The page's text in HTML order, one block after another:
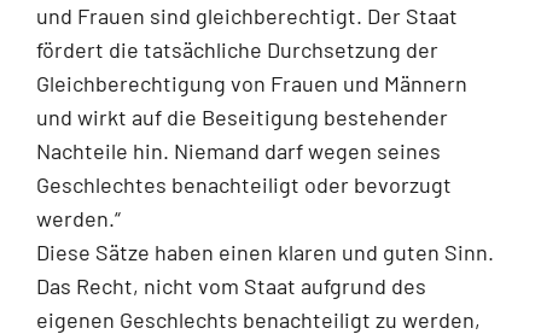
und Frauen sind gleichberechtigt. Der Staat
fördert die tatsächliche Durchsetzung der
Gleichberechtigung von Frauen und Männern
und wirkt auf die Beseitigung bestehender
Nachteile hin. Niemand darf wegen seines
Geschlechtes benachteiligt oder bevorzugt
werden.“
Diese Sätze haben einen klaren und guten Sinn.
Das Recht, nicht vom Staat aufgrund des
eigenen Geschlechts benachteiligt zu werden,